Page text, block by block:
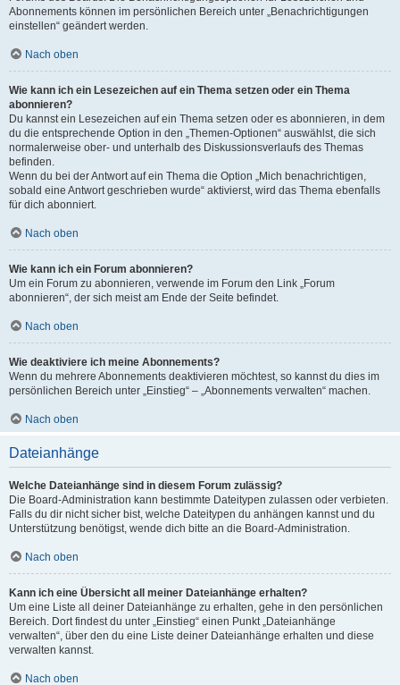
Abonnements können im persönlichen Bereich unter „Benachrichtigungen
einstellen“ geändert werden.
Nach oben
Wie kann ich ein Lesezeichen auf ein Thema setzen oder ein Thema
abonnieren?
Du kannst ein Lesezeichen auf ein Thema setzen oder es abonnieren, in dem
du die entsprechende Option in den „Themen-Optionen“ auswählst, die sich
normalerweise ober- und unterhalb des Diskussionsverlaufs des Themas
befinden.
Wenn du bei der Antwort auf ein Thema die Option „Mich benachrichtigen,
sobald eine Antwort geschrieben wurde“ aktivierst, wird das Thema ebenfalls
für dich abonniert.
Nach oben
Wie kann ich ein Forum abonnieren?
Um ein Forum zu abonnieren, verwende im Forum den Link „Forum
abonnieren“, der sich meist am Ende der Seite befindet.
Nach oben
Wie deaktiviere ich meine Abonnements?
Wenn du mehrere Abonnements deaktivieren möchtest, so kannst du dies im
persönlichen Bereich unter „Einstieg“ – „Abonnements verwalten“ machen.
Nach oben
Dateianhänge
Welche Dateianhänge sind in diesem Forum zulässig?
Die Board-Administration kann bestimmte Dateitypen zulassen oder verbieten.
Falls du dir nicht sicher bist, welche Dateitypen du anhängen kannst und du
Unterstützung benötigst, wende dich bitte an die Board-Administration.
Nach oben
Kann ich eine Übersicht all meiner Dateianhänge erhalten?
Um eine Liste all deiner Dateianhänge zu erhalten, gehe in den persönlichen
Bereich. Dort findest du unter „Einstieg“ einen Punkt „Dateianhänge
verwalten“, über den du eine Liste deiner Dateianhänge erhalten und diese
verwalten kannst.
Nach oben